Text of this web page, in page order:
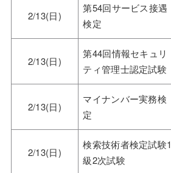
2/13(日)
第54回サービス接遇
検定
2/13(日)
第44回情報セキュリ
ティ管理士認定試験
2/13(日)
マイナンバー実務検
定
2/13(日)
検索技術者検定試験1
級2次試験